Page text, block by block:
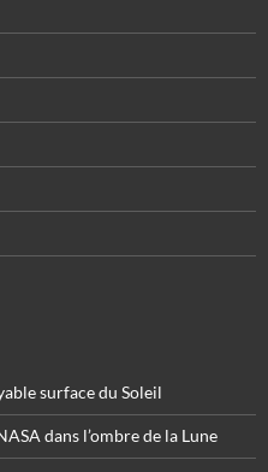
surface du Soleil
dans l’ombre de la Lune